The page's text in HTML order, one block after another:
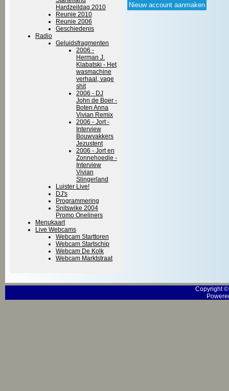
Hardzeildag 2010
Reunie 2010
Reunie 2006
Geschiedenis
Radio
Geluidsfragmenten
2006 -
Herman J.
Klabatski - Het
wasmachine
verhaal, vage
shit
2006 - DJ
John de Boer -
Boten Anna
Vivian Remix
2006 - Jort -
Interview
Bouwvakkers
Jezustent
2006 - Jort en
Zonnehoedje -
Interview
Vivian
Slingerland
Luister Live!
DJ's
Programmering
Snitswike 2004
Promo Oneliners
Menukaart
Live Webcams
Webcam Starttoren
Webcam Startschip
Webcam De Kolk
Webcam Marktstraat
Copyright